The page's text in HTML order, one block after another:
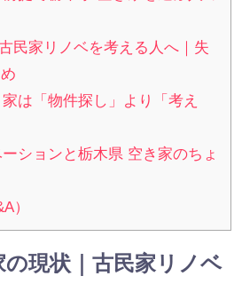
民家リノベを考える人へ｜失
は「物件探し」より「考え
ションと栃木県 空き家のちょ
）
現状｜古民家リノベ